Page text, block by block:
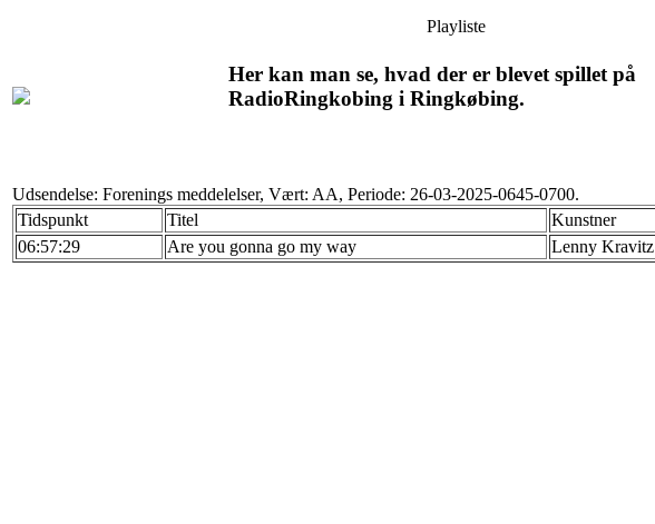
Playliste
Her kan man se, hvad der er blevet spillet på
RadioRingkobing i Ringkøbing.
Udsendelse: Forenings meddelelser, Vært: AA, Periode: 26-03-2025-0645-0700.
Tidspunkt
Titel Kunstner
06:57:29
Are you gonna go my way Lenny Kravitz